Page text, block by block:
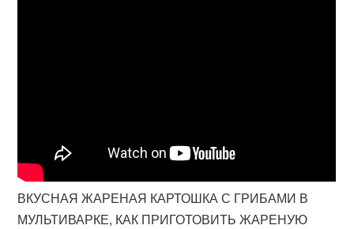
ВКУСНАЯ ЖАРЕНАЯ КАРТОШКА С ГРИБАМИ В
МУЛЬТИВАРКЕ, КАК ПРИГОТОВИТЬ ЖАРЕНУЮ